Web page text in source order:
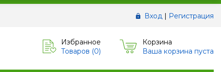
Вход | Регистрация
Избранное
Товаров (0)
Корзина
Ваша корзина пуста